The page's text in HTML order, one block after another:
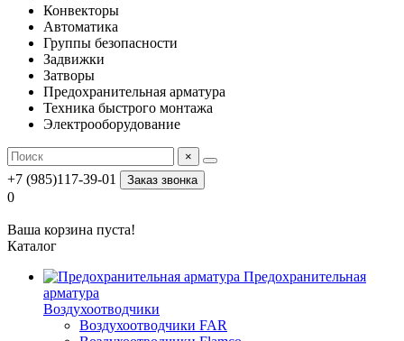
Конвекторы
Автоматика
Группы безопасности
Задвижки
Затворы
Предохранительная арматура
Техника быстрого монтажа
Электрооборудование
×
+7 (985)117-39-01 Заказ звонка
0
Ваша корзина пуста!
Каталог
Предохранительная
арматура
Воздухоотводчики
Воздухоотводчики FAR